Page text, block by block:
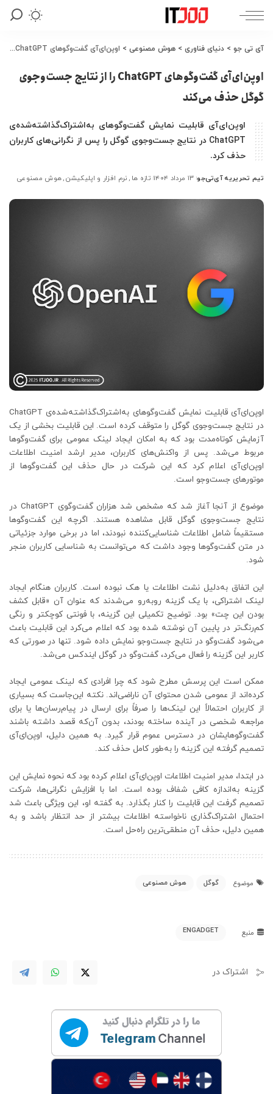
آی تی جو > دنیای فناوری > هوش مصنوعی > اوپن‌ای‌آی گفت‌وگوهای ChatGPT را از نتایج جست‌وجوی گوگل حذف می‌کند
اوپن‌ای‌آی گفت‌وگوهای ChatGPT را از نتایج جست‌وجوی
گوگل حذف می‌کند
اوپن‌ای‌آی قابلیت نمایش گفت‌وگوهای به‌اشتراک‌گذاشته‌شده‌ی
ChatGPT در نتایج جست‌وجوی گوگل را پس از نگرانی‌های کاربران
حذف کرد.
ارسال
توسط
تیم تحریریه آی‌تی‌جو ۱۳ مرداد ۱۴۰۴ تازه ها نرم افزار و اپلیکیشن هوش مصنوعی
اوپن‌ای‌آی قابلیت نمایش گفت‌وگوهای به‌اشتراک‌گذاشته‌شده‌ی ChatGPT
در نتایج جست‌وجوی گوگل را متوقف کرده است. این قابلیت بخشی از یک
آزمایش کوتاه‌مدت بود که به امکان ایجاد لینک عمومی برای گفت‌وگوها
مربوط می‌شد. پس از واکنش‌های کاربران، مدیر ارشد امنیت اطلاعات
اوپن‌ای‌آی اعلام کرد که این شرکت در حال حذف این گفت‌وگوها از
موتورهای جست‌وجو است.
موضوع از آنجا آغاز شد که مشخص شد هزاران گفت‌وگوی ChatGPT در
نتایج جست‌وجوی گوگل قابل مشاهده هستند. اگرچه این گفت‌وگوها
مستقیماً شامل اطلاعات شناسایی‌کننده نبودند، اما در برخی موارد جزئیاتی
در متن گفت‌وگوها وجود داشت که می‌توانست به شناسایی کاربران منجر
شود.
این اتفاق به‌دلیل نشت اطلاعات یا هک نبوده است. کاربران هنگام ایجاد
لینک اشتراکی، با یک گزینه روبه‌رو می‌شدند که عنوان آن «قابل کشف
بودن این چت» بود. توضیح تکمیلی این گزینه، با فونتی کوچکتر و رنگی
کم‌رنگ‌تر در پایین آن نوشته شده بود که اعلام می‌کرد این قابلیت باعث
می‌شود گفت‌وگو در نتایج جست‌وجو نمایش داده شود. تنها در صورتی که
کاربر این گزینه را فعال می‌کرد، گفت‌وگو در گوگل ایندکس می‌شد.
ممکن است این پرسش مطرح شود که چرا افرادی که لینک عمومی ایجاد
کرده‌اند از عمومی شدن محتوای آن ناراضی‌اند. نکته این‌جاست که بسیاری
از کاربران احتمالاً این لینک‌ها را صرفاً برای ارسال در پیام‌رسان‌ها یا برای
مراجعه شخصی در آینده ساخته بودند، بدون آن‌که قصد داشته باشند
گفت‌وگوهایشان در دسترس عموم قرار گیرد. به همین دلیل، اوپن‌ای‌آی
تصمیم گرفته این گزینه را به‌طور کامل حذف کند.
در ابتدا، مدیر امنیت اطلاعات اوپن‌ای‌آی اعلام کرده بود که نحوه نمایش این
گزینه به‌اندازه کافی شفاف بوده است. اما با افزایش نگرانی‌ها، شرکت
تصمیم گرفت این قابلیت را کنار بگذارد. به گفته او، این ویژگی باعث شد
احتمال اشتراک‌گذاری ناخواسته اطلاعات بیشتر از حد انتظار باشد و به
همین دلیل، حذف آن منطقی‌ترین راه‌حل است.
موضوع گوگل هوش مصنوعی
منبع ENGADGET
اشتراک در